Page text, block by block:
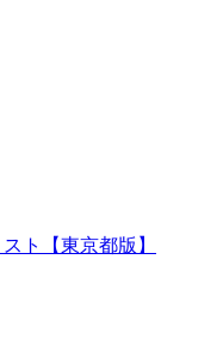
ト【東京都版】